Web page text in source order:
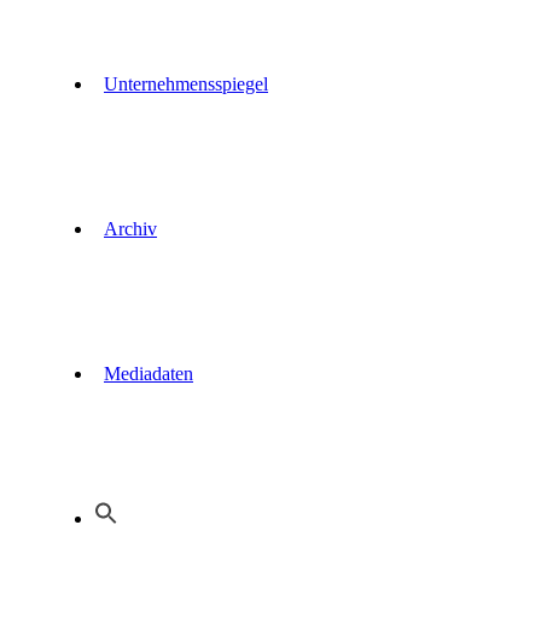
Unternehmensspiegel
Archiv
Mediadaten